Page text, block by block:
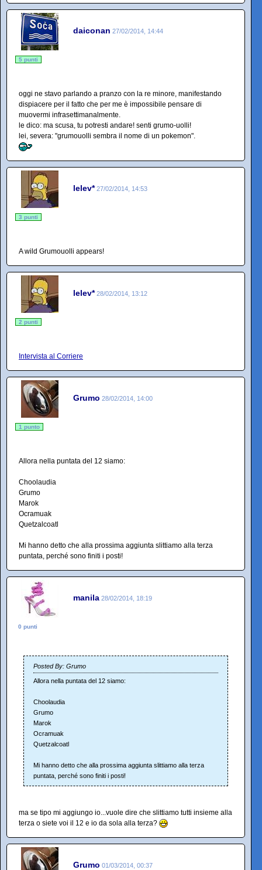
daiconan 27/02/2014, 14:44
5 punti
oggi ne stavo parlando a pranzo con la re minore, manifestando
dispiacere per il fatto che per me è impossibile pensare di
muovermi infrasettimanalmente.
le dico: ma scusa, tu potresti andare! senti grumo-uolli!
lei, severa: "grumouolli sembra il nome di un pokemon".
lelev* 27/02/2014, 14:53
3 punti
A wild Grumouolli appears!
lelev* 28/02/2014, 13:12
2 punti
Intervista al Corriere
Grumo 28/02/2014, 14:00
1 punto
Allora nella puntata del 12 siamo:
Choolaudia
Grumo
Marok
Ocramuak
Quetzalcoatl
Mi hanno detto che alla prossima aggiunta slittiamo alla terza
puntata, perché sono finiti i posti!
manila 28/02/2014, 18:19
0 punti
Posted By: Grumo
Allora nella puntata del 12 siamo:
Choolaudia
Grumo
Marok
Ocramuak
Quetzalcoatl
Mi hanno detto che alla prossima aggiunta slittiamo alla terza
puntata, perché sono finiti i posti!
ma se tipo mi aggiungo io...vuole dire che slittiamo tutti insieme alla
terza o siete voi il 12 e io da sola alla terza?
Grumo 01/03/2014, 00:37